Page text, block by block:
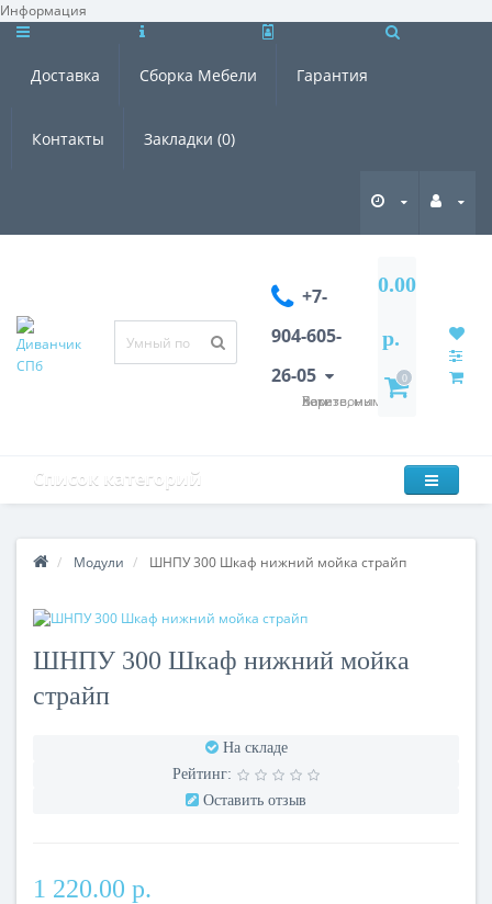
Информация ×
Доставка Сборка Мебели Гарантия
Контакты Закладки (0)
+7-
904-605-
26-05
Хотите, мы Вам перезвоним?
0.00
р.
0
Список категорий
Модули ШНПУ 300 Шкаф нижний мойка страйп
ШНПУ 300 Шкаф нижний мойка
страйп
На складе
Рейтинг:
Оставить отзыв
1 220.00 р.